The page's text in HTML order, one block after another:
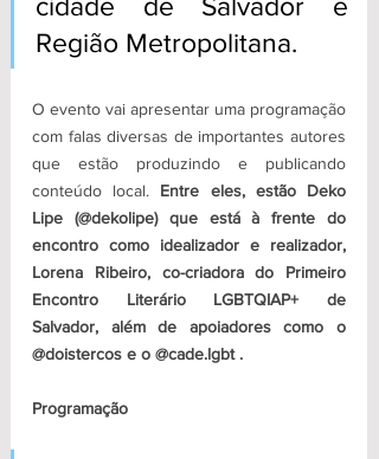
cidade de Salvador e
Região Metropolitana.
O evento vai apresentar uma programação
com falas diversas de importantes autores
que estão produzindo e publicando
conteúdo local. Entre eles, estão Deko
Lipe (@dekolipe) que está à frente do
encontro como idealizador e realizador,
Lorena Ribeiro, co-criadora do Primeiro
Encontro Literário LGBTQIAP+ de
Salvador, além de apoiadores como o
@doistercos e o @cade.lgbt .
Programação